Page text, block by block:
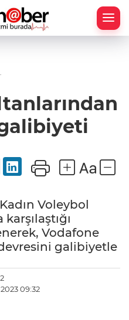
Voleybol
Vodafone
galibiyetle
09:32